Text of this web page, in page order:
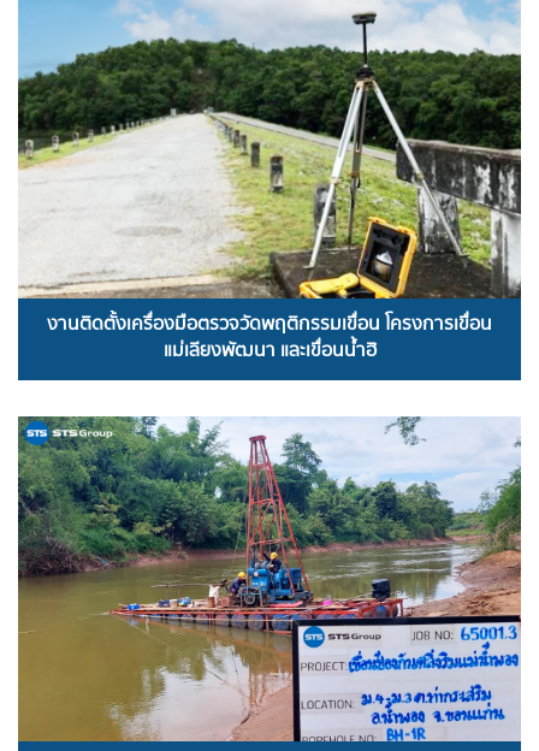
งานติดตั้งเครื่องมือตรวจวัดพฤติกรรมเขื่อน โครงการเขื่อน
แม่เลียงพัฒนา และเขื่อนน้ำฮิ
READ MORE